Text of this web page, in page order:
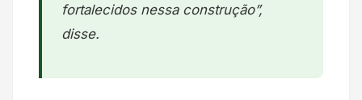
fortalecidos nessa construção”,
disse.